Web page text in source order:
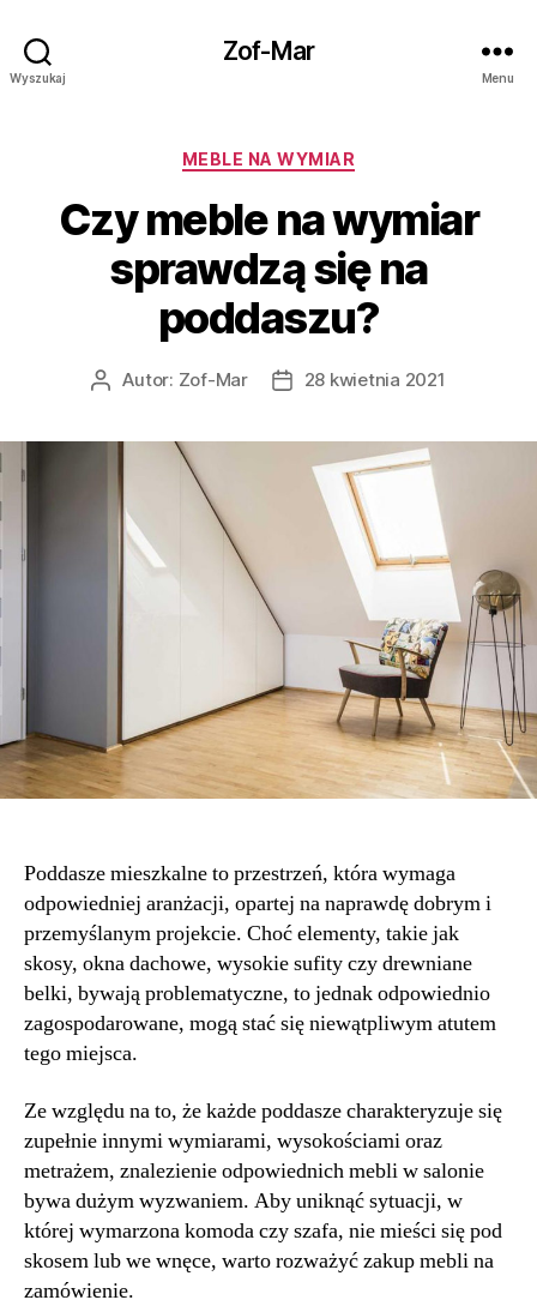
Wyszukaj
Zof-Mar
Menu
Kategorie
MEBLE NA WYMIAR
Czy meble na wymiar
sprawdzą się na
poddaszu?
AutorAutor: Zof-Mar
Data28 kwietnia 2021
Poddasze mieszkalne to przestrzeń, która wymaga
odpowiedniej aranżacji, opartej na naprawdę dobrym i
przemyślanym projekcie. Choć elementy, takie jak
skosy, okna dachowe, wysokie sufity czy drewniane
belki, bywają problematyczne, to jednak odpowiednio
zagospodarowane, mogą stać się niewątpliwym atutem
tego miejsca.
Ze względu na to, że każde poddasze charakteryzuje się
zupełnie innymi wymiarami, wysokościami oraz
metrażem, znalezienie odpowiednich mebli w salonie
bywa dużym wyzwaniem. Aby uniknąć sytuacji, w
której wymarzona komoda czy szafa, nie mieści się pod
skosem lub we wnęce, warto rozważyć zakup mebli na
zamówienie.